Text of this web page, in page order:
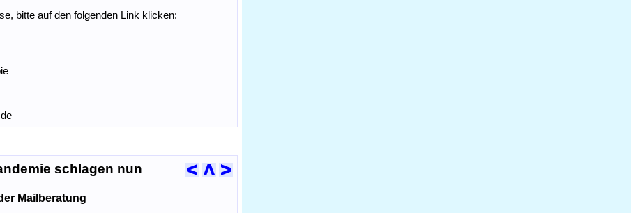
bitte auf den folgenden Link klicken:
schlagen nun
Mailberatung